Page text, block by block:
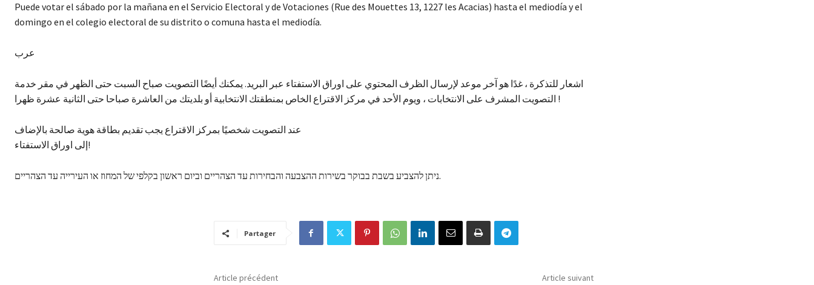
Puede votar el sábado por la mañana en el Servicio Electoral y de Votaciones (Rue des Mouettes 13, 1227 les Acacias) hasta el mediodía y el
domingo en el colegio electoral de su distrito o comuna hasta el mediodía.
عرب
اشعار للتذكرة ، غدًا هو آخر موعد لإرسال الظرف المحتوي على اوراق الاستفتاء عبر البريد. يمكنك أيضًا التصويت صباح السبت حتى الظهر في مقر خدمة
التصويت المشرف على الانتخابات ، ويوم الأحد في مركز الاقتراع الخاص بمنطقتك الانتخابية أو بلديتك من العاشرة صباحا حتى الثانية عشرة ظهرا !
عند التصويت شخصيًا بمركز الاقتراع يجب تقديم بطاقة هوية صالحة بالإضاف
إلى اوراق الاستفتاء!
ניתן להצביע בשבת בבוקר בשירות ההצבעה והבחירות עד הצהריים וביום ראשון בקלפי של המחוז או העירייה עד הצהריים.
Partager
Article précédent Article suivant